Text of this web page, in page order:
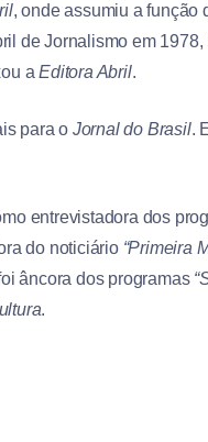
, onde assumiu a função
de Jornalismo em
aEditora Abril.
para o Jornal do Brasil.
entrevistadora dos
do noticiário “Primeira
âncora dos programas
.